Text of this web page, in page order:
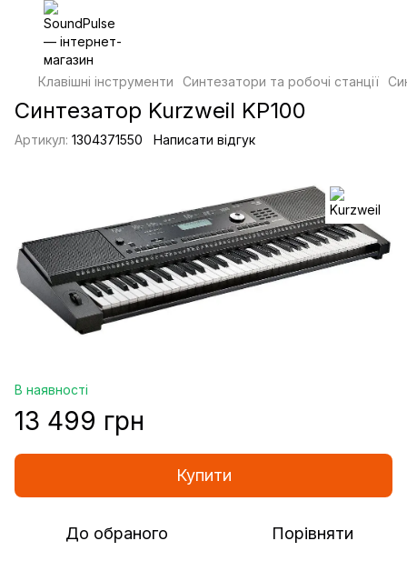
Клавішні інструменти Синтезатори та робочі станції
Синтезатор Kurzweil KP100
Артикул: 1304371550 Написати відгук
В наявності
13 499 грн
Купити
До обраного Порівняти